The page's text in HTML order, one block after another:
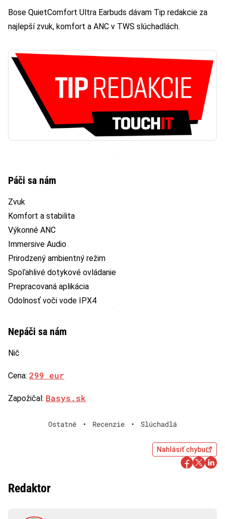
Bose QuietComfort Ultra Earbuds dávam Tip redakcie za
najlepší zvuk, komfort a ANC v TWS slúchadlách.
Páči sa nám
Zvuk
Komfort a stabilita
Výkonné ANC
Immersive Audio
Prirodzený ambientný režim
Spoľahlivé dotykové ovládanie
Prepracovaná aplikácia
Odolnosť voči vode IPX4
Nepáči sa nám
Nič
Cena: 299 eur
Zapožičal: Basys.sk
Ostatné • Recenzie • Slúchadlá
Nahlásiť chybu
Redaktor